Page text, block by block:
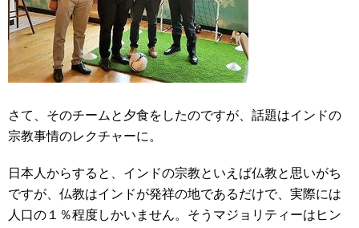
さて、そのチームと夕食をしたのですが、話題はインドの
宗教事情のレクチャーに。
日本人からすると、インドの宗教といえば仏教と思いがち
ですが、仏教はインドが発祥の地であるだけで、実際には
人口の１％程度しかいません。そうマジョリティーはヒン